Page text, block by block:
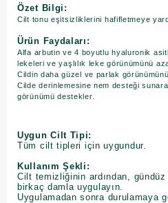
Özet Bilgi:
Cilt tonu eşitsizliklerini hafifletmeye
Ürün Faydaları:
Alfa arbutin ve 4 boyutlu hyaluronik
lekeleri ve yaşlılık leke görünümünü
Cildin daha güzel ve parlak
Cilde derinlemesine nem desteği
görünümü destekler.
Uygun Cilt Tipi:
Tüm cilt tipleri için uygundur.
Kullanım Şekli:
Cilt temizliğinin ardından,
birkaç damla uygulayın.
Uygulamadan sonra durulamaya